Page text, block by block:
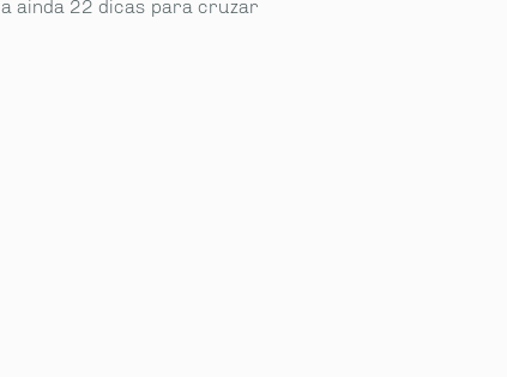
ainda 22 dicas para cruzar